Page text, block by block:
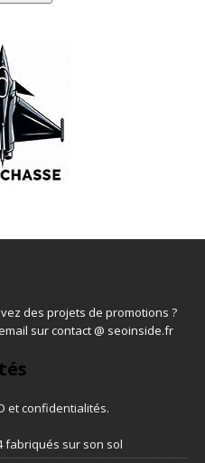
des projets de promotions ?
sur contact @ seoinside.fr
et confidentialités.
fabriqués sur son sol